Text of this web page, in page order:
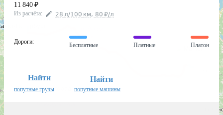
11 840 ₽
Из расчёта: 28 л/100 км, 80 ₽/л
Дороги:
Бесплатные Платные Платон
Найти
попутные грузы
Найти
попутные машины